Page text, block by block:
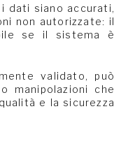
dati siano accurati,
non autorizzate: il
se il sistema è
validato, può
manipolazioni che
e la sicurezza